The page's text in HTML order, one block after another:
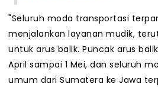
"Seluruh moda transportasi
menjalankan layanan mudik,
untuk arus balik. Puncak arus
April sampai 1 Mei, dan seluruh
umum dari Sumatera ke Jawa